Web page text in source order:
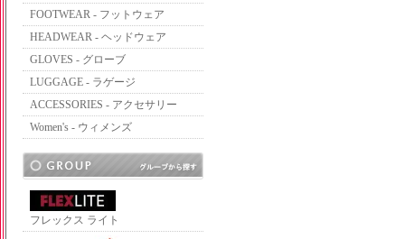
FOOTWEAR - フットウェア
HEADWEAR - ヘッドウェア
GLOVES - グローブ
LUGGAGE - ラゲージ
ACCESSORIES - アクセサリー
Women's - ウィメンズ
フレックス ライト